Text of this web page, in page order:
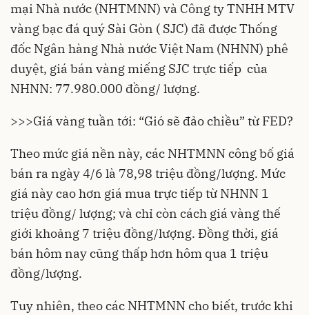
mại Nhà nước (NHTMNN) và Công ty TNHH MTV
vàng bạc đá quý Sài Gòn ( SJC) đã được Thống
đốc Ngân hàng Nhà nước Việt Nam (NHNN) phê
duyệt, giá bán vàng miếng SJC trực tiếp của
NHNN: 77.980.000 đồng/ lượng.
>>>Giá vàng tuần tới: “Gió sẽ đảo chiều” từ FED?
Theo mức giá nền này, các NHTMNN công bố giá
bán ra ngày 4/6 là 78,98 triệu đồng/lượng. Mức
giá này cao hơn giá mua trực tiếp từ NHNN 1
triệu đồng/ lượng; và chỉ còn cách giá vàng thế
giới khoảng 7 triệu đồng/lượng. Đồng thời, giá
bán hôm nay cũng thấp hơn hôm qua 1 triệu
đồng/lượng.
Tuy nhiên, theo các NHTMNN cho biết, trước khi